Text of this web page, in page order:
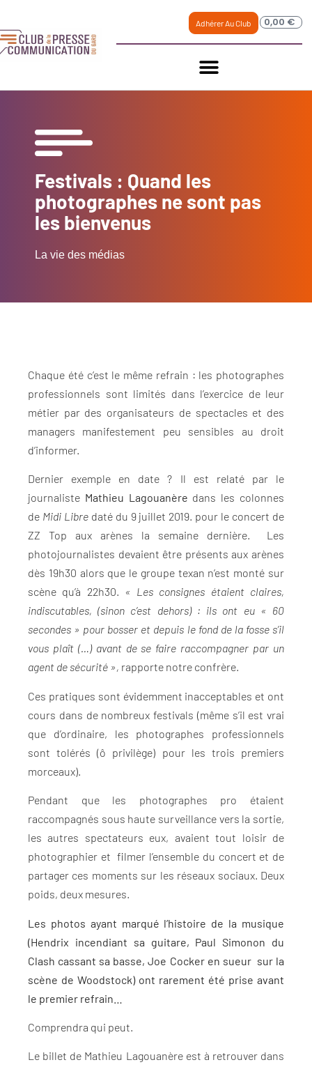
Adhérer Au Club 0,00 €
Festivals : Quand les
photographes ne sont pas
les bienvenus
La vie des médias
Chaque été c’est le même refrain : les photographes
professionnels sont limités dans l’exercice de leur
métier par des organisateurs de spectacles et des
managers manifestement peu sensibles au droit
d’informer.
Dernier exemple en date ? Il est relaté par le
journaliste Mathieu Lagouanère dans les colonnes
de Midi Libredaté du 9 juillet 2019. pour le concert de
ZZ Top aux arènes la semaine dernière. Les
photojournalistes devaient être présents aux arènes
dès 19h30 alors que le groupe texan n’est monté sur
scène qu’à 22h30. « Les consignes étaient claires,
indiscutables, (sinon c’est dehors) : ils ont eu « 60
secondes » pour bosser et depuis le fond de la fosse s’il
vous plaît (…) avant de se faire raccompagner par un
agent de sécurité », rapporte notre confrère.
Ces pratiques sont évidemment inacceptables et ont
cours dans de nombreux festivals (même s’il est vrai
que d’ordinaire, les photographes professionnels
sont tolérés (ô privilège) pour les trois premiers
morceaux).
Pendant que les photographes pro étaient
raccompagnés sous haute surveillance vers la sortie,
les autres spectateurs eux, avaient tout loisir de
photographier et filmer l’ensemble du concert et de
partager ces moments sur les réseaux sociaux. Deux
poids, deux mesures.
Les photos ayant marqué l’histoire de la musique
(Hendrix incendiant sa guitare, Paul Simonon du
Clash cassant sa basse, Joe Cocker en sueur sur la
scène de Woodstock) ont rarement été prise avant
le premier refrain…
Comprendra qui peut.
Le billet de Mathieu Lagouanère est à retrouver dans